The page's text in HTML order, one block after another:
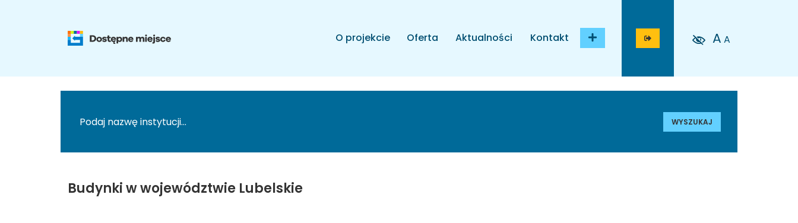
O projekcie Oferta Aktualności Kontakt A A
WYSZUKAJ
Budynki w województwie Lubelskie